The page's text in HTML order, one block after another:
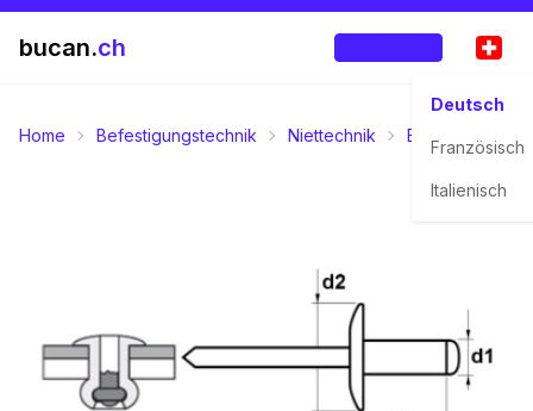
bucan.ch
Deutsch
Französisch
Italienisch
Home Befestigungstechnik Niettechnik Blindnieten